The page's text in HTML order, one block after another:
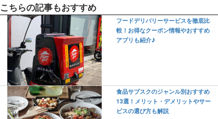
こちらの記事もおすすめ
フードデリバリーサービスを徹底比
較！お得なクーポン情報やおすすめ
アプリも紹介♪
食品サブスクのジャンル別おすすめ
13選！メリット・デメリットやサー
ビスの選び方も解説